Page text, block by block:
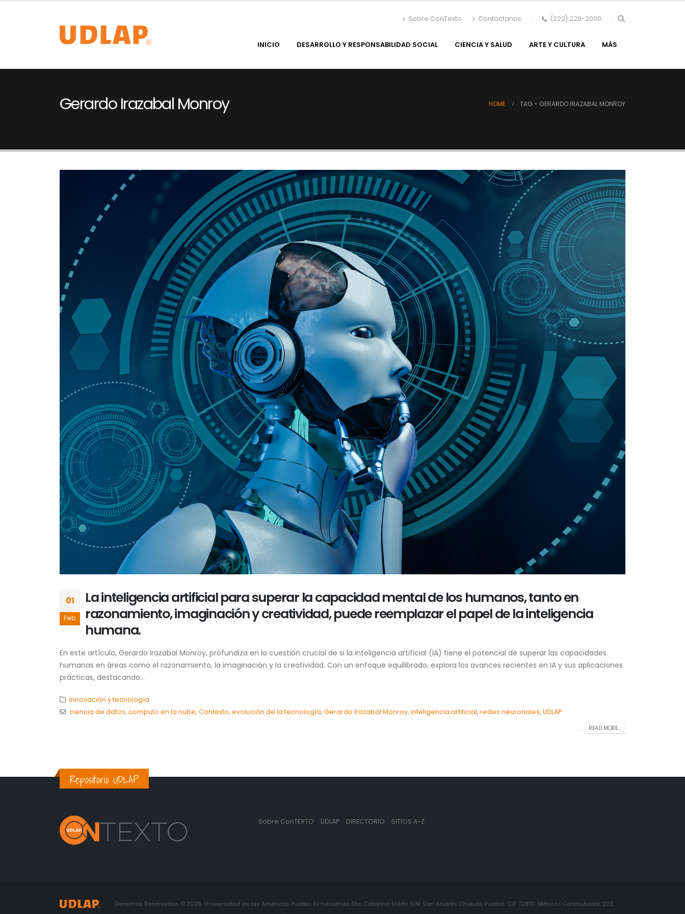
Sobre ConTexto Contáctanos (222) 229-2000
INICIO DESARROLLO Y RESPONSABILIDAD SOCIAL CIENCIA Y SALUD ARTE Y CULTURA MÁS
Gerardo Irazabal Monroy HOME TAG - GERARDO IRAZABAL MONROY
01
Feb
La inteligencia artificial para superar la capacidad mental de los humanos, tanto en
razonamiento, imaginación y creatividad, puede reemplazar el papel de la inteligencia
humana.
En este artículo, Gerardo Irazabal Monroy, profundiza en la cuestión crucial de si la inteligencia artificial (IA) tiene el potencial de superar las capacidades
humanas en áreas como el razonamiento, la imaginación y la creatividad. Con un enfoque equilibrado, explora los avances recientes en IA y sus aplicaciones
prácticas, destacando...
Innovación y tecnología
ciencia de datos, computo en la nube, Contexto, evolución de la tecnología, Gerardo Irazabal Monroy, inteligencia artificial, redes neuronales, UDLAP
READ MORE...
Repositorio UDLAP
Sobre ConTEXTO UDLAP DIRECTORIO SITIOS A-Z
Derechos Reservados © 2026. Universidad de las Américas Puebla. Ex hacienda Sta. Catarina Mártir S/N. San Andrés Cholula, Puebla. C.P. 72810. México | Conmutador: 222